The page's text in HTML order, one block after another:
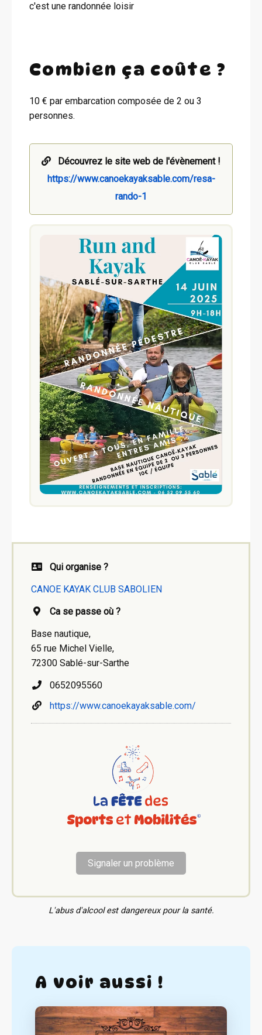
c'est une randonnée loisir
Combien ça coûte ?
10 € par embarcation composée de 2 ou 3
personnes.
Découvrez le site web de l'évènement !
https://www.canoekayaksable.com/resa-
rando-1
Qui organise ?
CANOE KAYAK CLUB SABOLIEN
Ca se passe où ?
Base nautique,
65 rue Michel Vielle,
72300 Sablé-sur-Sarthe
0652095560
https://www.canoekayaksable.com/
Signaler un problème
L'abus d'alcool est dangereux pour la santé.
A voir aussi !